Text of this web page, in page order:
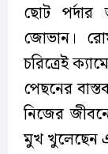
ছোট পর্দার
জোভান।
চরিত্রেই
পেছনের
নিজের
মুখ খুলেছেন